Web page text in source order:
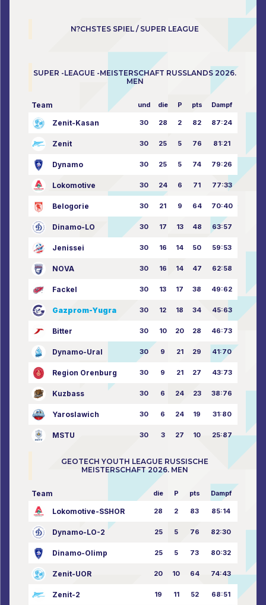
N?CHSTES SPIEL / SUPER LEAGUE
SUPER -LEAGUE -MEISTERSCHAFT RUSSLANDS 2026.
MEN
Team und die P pts Dampf
Zenit-Kasan 30 28 2 82 87:24
Zenit 30 25 5 76 81:21
Dynamo 30 25 5 74 79:26
Lokomotive 30 24 6 71 77:33
Belogorie 30 21 9 64 70:40
Dinamo-LO 30 17 13 48 63:57
Jenissei 30 16 14 50 59:53
NOVA 30 16 14 47 62:58
Fackel 30 13 17 38 49:62
Gazprom-Yugra 30 12 18 34 45:63
Bitter 30 10 20 28 46:73
Dynamo-Ural 30 9 21 29 41:70
Region Orenburg 30 9 21 27 43:73
Kuzbass 30 6 24 23 38:76
Yaroslawich 30 6 24 19 31:80
MSTU 30 3 27 10 25:87
GEOTECH YOUTH LEAGUE RUSSISCHE
MEISTERSCHAFT 2026. MEN
Team die P pts Dampf
Lokomotive-SSHOR 28 2 83 85:14
Dynamo-LO-2 25 5 76 82:30
Dinamo-Olimp 25 5 73 80:32
Zenit-UOR 20 10 64 74:43
Zenit-2 19 11 52 68:51